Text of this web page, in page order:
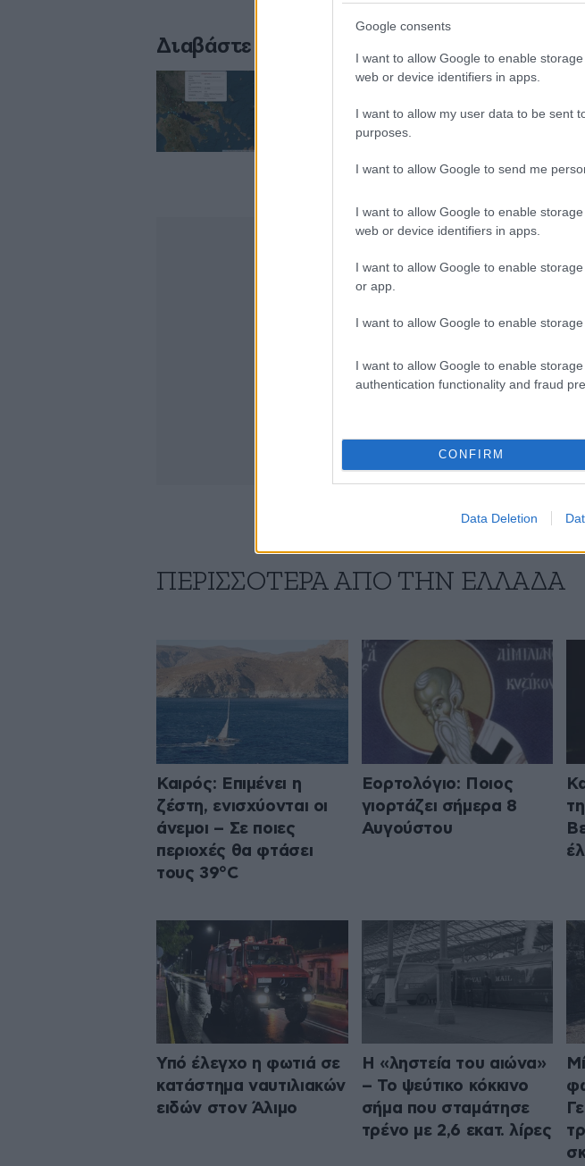
Google consents
I want to allow Google to enable
web or device identifiers in apps.
I want to allow my user data to be sent
purposes.
I want to allow Google to send me
I want to allow Google to enable
web or device identifiers in apps.
I want to allow Google to enable
or app.
I want to allow Google to enable
I want to allow Google to enable
authentication functionality and fraud
CONFIRM
Data Deletion
Διαβάστε σχετικά
στην Αττική – Στην Εύβοια το επίκεντρο
ΠΕΡΙΣΣΟΤΕΡΑ ΑΠΟ ΤΗΝ ΕΛΛΑΔΑ
Καιρός: Επιμένει η
ζέστη, ενισχύονται οι
άνεμοι – Σε ποιες
περιοχές θα φτάσει
τους 39°C
Εορτολόγιο: Ποιος
γιορτάζει σήμερα 8
Αυγούστου
Υπό έλεγχο η φωτιά σε
κατάστημα ναυτιλιακών
ειδών στον Άλιμο
Η «ληστεία του αιώνα»
– Το ψεύτικο κόκκινο
σήμα που σταμάτησε
τρένο με 2,6 εκατ. λίρες